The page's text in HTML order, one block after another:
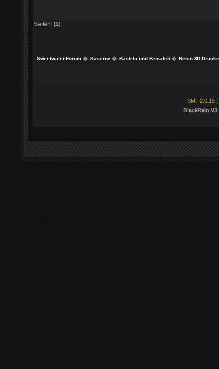
Seiten: [1]
Sweetwater Forum � Kaserne� Basteln und Bemalen� Resin 3D-
SMF 2.0.15 |
BlackRain V3